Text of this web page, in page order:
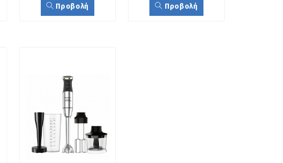
Προβολή Προβολή